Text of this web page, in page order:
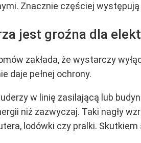
Znacznie częściej występują
jest groźna dla
zakłada, że wystarczy
daje pełnej ochrony.
w linię zasilającą lub
niż zazwyczaj. Taki nagły
lodówki czy pralki.